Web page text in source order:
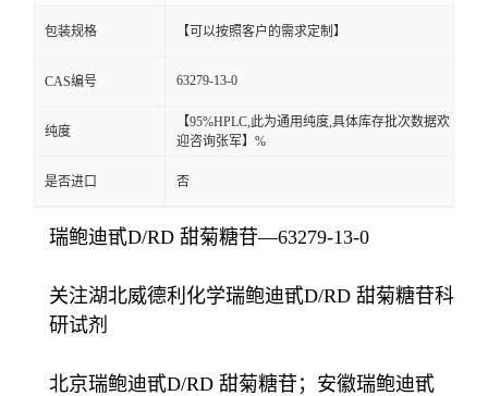
包装规格 【可以按照客户的需求定制】
CAS编号 63279-13-0
纯度
【95%HPLC,此为通用纯度,具体库存批次数据欢
迎咨询张军】%
是否进口 否
瑞鲍迪甙D/RD 甜菊糖苷—63279-13-0
关注湖北威德利化学瑞鲍迪甙D/RD 甜菊糖苷科
研试剂
北京瑞鲍迪甙D/RD 甜菊糖苷；安徽瑞鲍迪甙